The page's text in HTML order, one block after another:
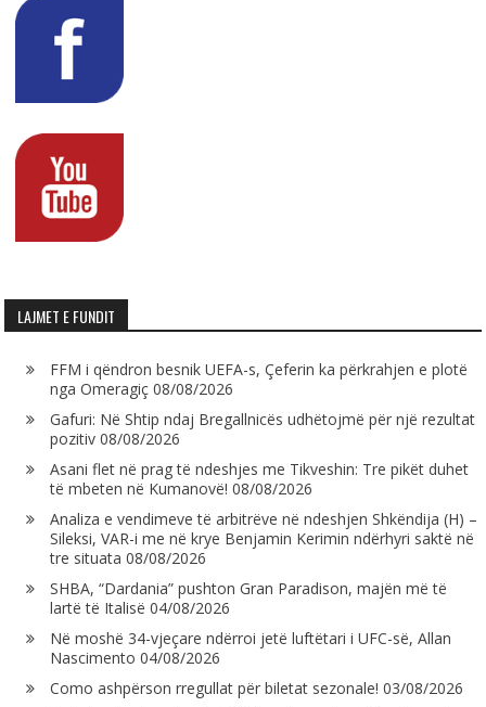
LAJMET E FUNDIT
FFM i qëndron besnik UEFA-s, Çeferin ka përkrahjen e plotë
nga Omeragiç 08/08/2026
Gafuri: Në Shtip ndaj Bregallnicës udhëtojmë për një rezultat
pozitiv 08/08/2026
Asani flet në prag të ndeshjes me Tikveshin: Tre pikët duhet
të mbeten në Kumanovë! 08/08/2026
Analiza e vendimeve të arbitrëve në ndeshjen Shkëndija (H) –
Sileksi, VAR-i me në krye Benjamin Kerimin ndërhyri saktë në
tre situata 08/08/2026
SHBA, “Dardania” pushton Gran Paradison, majën më të
lartë të Italisë 04/08/2026
Në moshë 34-vjeçare ndërroi jetë luftëtari i UFC-së, Allan
Nascimento 04/08/2026
Como ashpërson rregullat për biletat sezonale! 03/08/2026